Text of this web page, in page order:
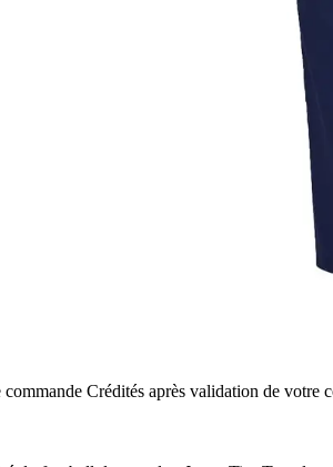
Crédités après validation de votre